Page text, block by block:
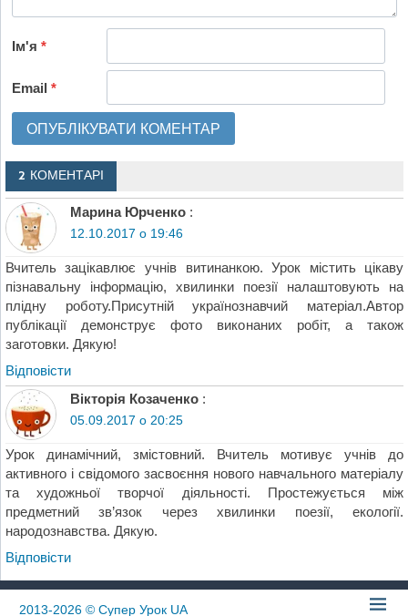
Ім'я*
Email*
2 КОМЕНТАРІ
Марина Юрченко :
12.10.2017 о 19:46
Вчитель зацікавлює учнів витинанкою. Урок містить цікаву
пізнавальну інформацію, хвилинки поезії налаштовують на
плідну роботу.Присутній українознавчий матеріал.Автор
публікації демонструє фото виконаних робіт, а також
заготовки. Дякую!
Відповіcти
Вікторія Козаченко :
05.09.2017 о 20:25
Урок динамічний, змістовний. Вчитель мотивує учнів до
активного і свідомого засвоєння нового навчального матеріалу
та художньої творчої діяльності. Простежується між
предметний зв’язок через хвилинки поезії, екології.
народознавства. Дякую.
Відповіcти
2013-2026 © Супер Урок UA